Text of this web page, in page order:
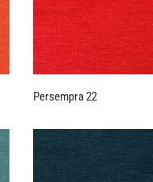
Persempra 22